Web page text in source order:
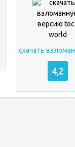
4,2